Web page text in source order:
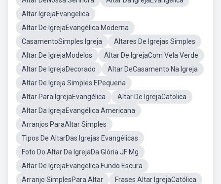
Altar IgrejaEvangelica
Altar De IgrejaEvangélica Moderna
CasamentoSimples Igreja
Altares De Igrejas Simples
Altar De IgrejaModelos
Altar De IgrejaCom Vela Verde
Altar De IgrejaDecorado
Altar DeCasamento Na Igreja
Altar De Igreja Simples EPequena
Altar Para IgrejaEvangélica
Altar De IgrejaCatolica
Altar Da IgrejaEvangélica Americana
Arranjos ParaAltar Simples
Tipos De AltarDas Igrejas Evangélicas
Foto Do Altar Da IgrejaDa Glória JF Mg
Altar De IgrejaEvangelica Fundo Escura
Arranjo SimplesPara Altar
Frases Altar IgrejaCatólica